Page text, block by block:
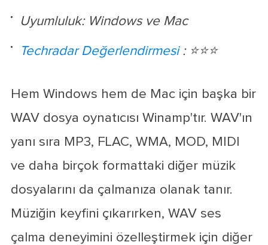
Uyumluluk: Windows ve Mac
Techradar Değerlendirmesi: ⭐⭐⭐
Hem Windows hem de Mac için başka bir
WAV dosya oynatıcısı Winamp'tır. WAV'ın
yanı sıra MP3, FLAC, WMA, MOD, MIDI
ve daha birçok formattaki diğer müzik
dosyalarını da çalmanıza olanak tanır.
Müziğin keyfini çıkarırken, WAV ses
çalma deneyimini özelleştirmek için diğer